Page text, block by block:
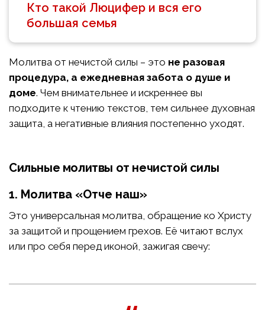
Кто такой Люцифер и вся его
большая семья
Молитва от нечистой силы – это не разовая
процедура, а ежедневная забота о душе и
доме. Чем внимательнее и искреннее вы
подходите к чтению текстов, тем сильнее духовная
защита, а негативные влияния постепенно уходят.
Сильные молитвы от нечистой силы
1. Молитва «Отче наш»
Это универсальная молитва, обращение ко Христу
за защитой и прощением грехов. Её читают вслух
или про себя перед иконой, зажигая свечу: